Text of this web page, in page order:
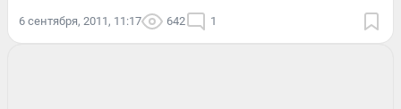
6 сентября, 2011, 11:17 642 1